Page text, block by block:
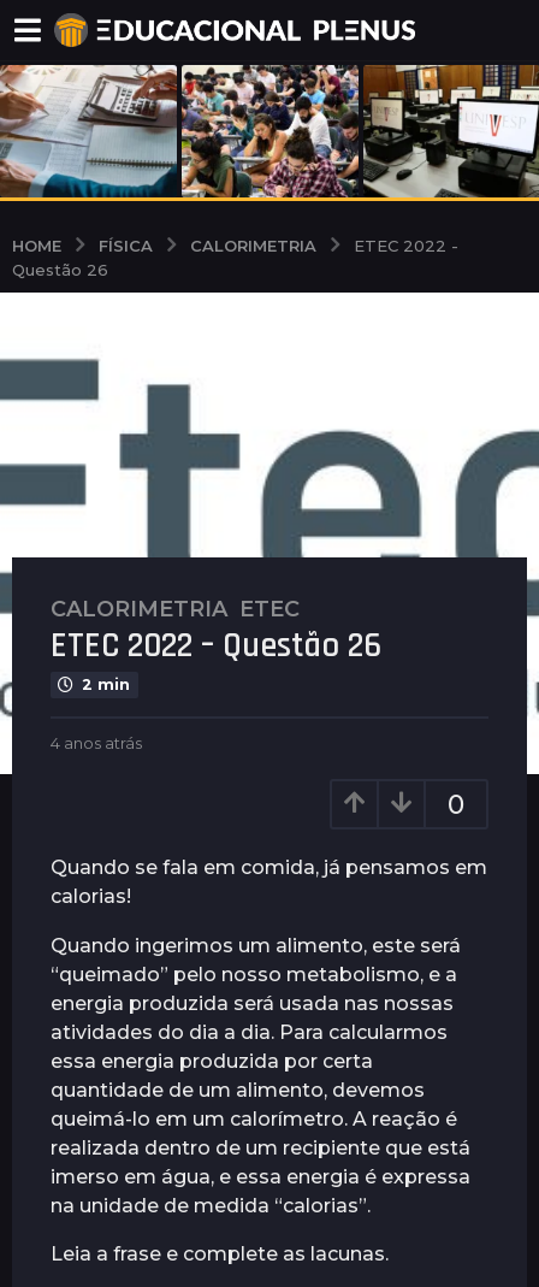
HOME FÍSICA CALORIMETRIA
ETEC 2022 -
Questão 26
4
a
o
a
s
4
n
o
s
a
t
r
á
s
CALORIMETRIA ,ETEC
ETEC 2022 – Questão 26
2 min
b
m
a
r
e
s
4 anos atrás
t
s
0
Quando se fala em comida, já pensamos em
calorias!
Quando ingerimos um alimento, este será
“queimado” pelo nosso metabolismo, e a
energia produzida será usada nas nossas
atividades do dia a dia. Para calcularmos
essa energia produzida por certa
quantidade de um alimento, devemos
queimá-lo em um calorímetro. A reação é
realizada dentro de um recipiente que está
imerso em água, e essa energia é expressa
na unidade de medida “calorias”.
Leia a frase e complete as lacunas.